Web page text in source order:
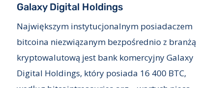
Galaxy Digital Holdings
Największym instytucjonalnym posiadaczem
bitcoina niezwiązanym bezpośrednio z branżą
kryptowalutową jest bank komercyjny Galaxy
Digital Holdings, który posiada 16 400 BTC,